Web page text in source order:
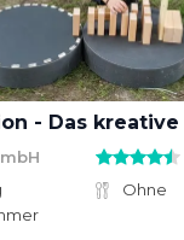
- Das
Ohne